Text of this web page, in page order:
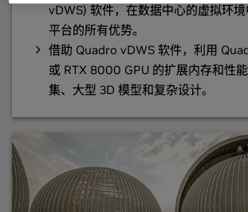
vDWS) 软件，在数据中心的虚拟环
平台的所有优势。
借助 Quadro vDWS 软件，利用
或 RTX 8000 GPU 的扩展内存和性
集、大型 3D 模型和复杂设计。